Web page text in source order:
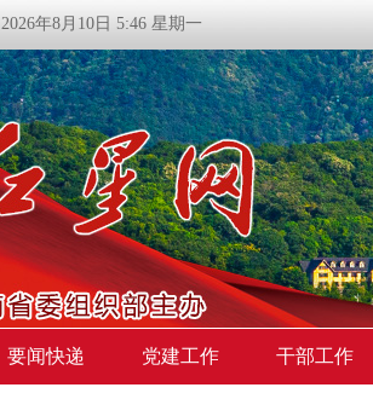
2026年8月10日 5:46 星期一
要闻快递 党建工作 干部工作